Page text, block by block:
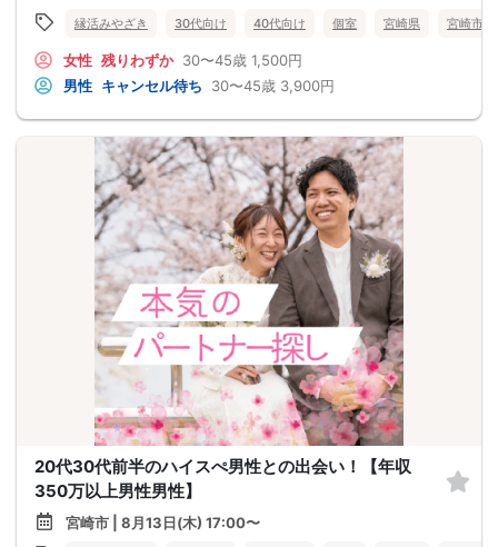
縁活みやざき 30代向け 40代向け 個室 宮崎県 宮崎市
女性 残りわずか 30〜45歳 1,500円
男性 キャンセル待ち 30〜45歳 3,900円
20代30代前半のハイスぺ男性との出会い！【年収
350万以上男性男性】
宮崎市 | 8月13日(木) 17:00〜